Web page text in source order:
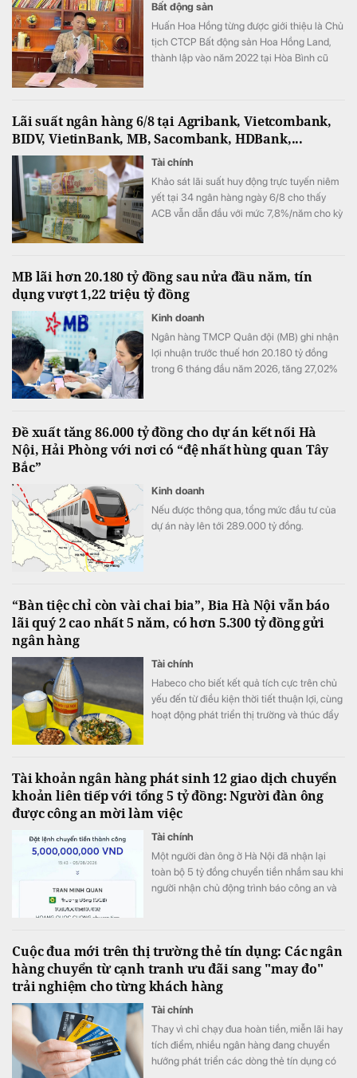
Bất động sản
Huấn Hoa Hồng từng được giới thiệu là Chủ
tịch CTCP Bất động sản Hoa Hồng Land,
thành lập vào năm 2022 tại Hòa Bình cũ
Lãi suất ngân hàng 6/8 tại Agribank, Vietcombank,
BIDV, VietinBank, MB, Sacombank, HDBank,...
Tài chính
Khảo sát lãi suất huy động trực tuyến niêm
yết tại 34 ngân hàng ngày 6/8 cho thấy
ACB vẫn dẫn đầu với mức 7,8%/năm cho kỳ
MB lãi hơn 20.180 tỷ đồng sau nửa đầu năm, tín
dụng vượt 1,22 triệu tỷ đồng
Kinh doanh
Ngân hàng TMCP Quân đội (MB) ghi nhận
lợi nhuận trước thuế hơn 20.180 tỷ đồng
trong 6 tháng đầu năm 2026, tăng 27,02%
1,74 triệu tỷ đồng.
Đề xuất tăng 86.000 tỷ đồng cho dự án kết nối Hà
Nội, Hải Phòng với nơi có “đệ nhất hùng quan Tây
Bắc”
Kinh doanh
Nếu được thông qua, tổng mức đầu tư của
dự án này lên tới 289.000 tỷ đồng.
“Bàn tiệc chỉ còn vài chai bia”, Bia Hà Nội vẫn báo
lãi quý 2 cao nhất 5 năm, có hơn 5.300 tỷ đồng gửi
ngân hàng
Tài chính
Habeco cho biết kết quả tích cực trên chủ
yếu đến từ điều kiện thời tiết thuận lợi, cùng
hoạt động phát triển thị trường và thúc đẩy
Tài khoản ngân hàng phát sinh 12 giao dịch chuyển
khoản liên tiếp với tổng 5 tỷ đồng: Người đàn ông
được công an mời làm việc
Tài chính
Một người đàn ông ở Hà Nội đã nhận lại
toàn bộ 5 tỷ đồng chuyển tiền nhầm sau khi
người nhận chủ động trình báo công an và
Cuộc đua mới trên thị trường thẻ tín dụng: Các ngân
hàng chuyển từ cạnh tranh ưu đãi sang "may đo"
trải nghiệm cho từng khách hàng
Tài chính
Thay vì chỉ chạy đua hoàn tiền, miễn lãi hay
tích điểm, nhiều ngân hàng đang chuyển
hướng phát triển các dòng thẻ tín dụng có